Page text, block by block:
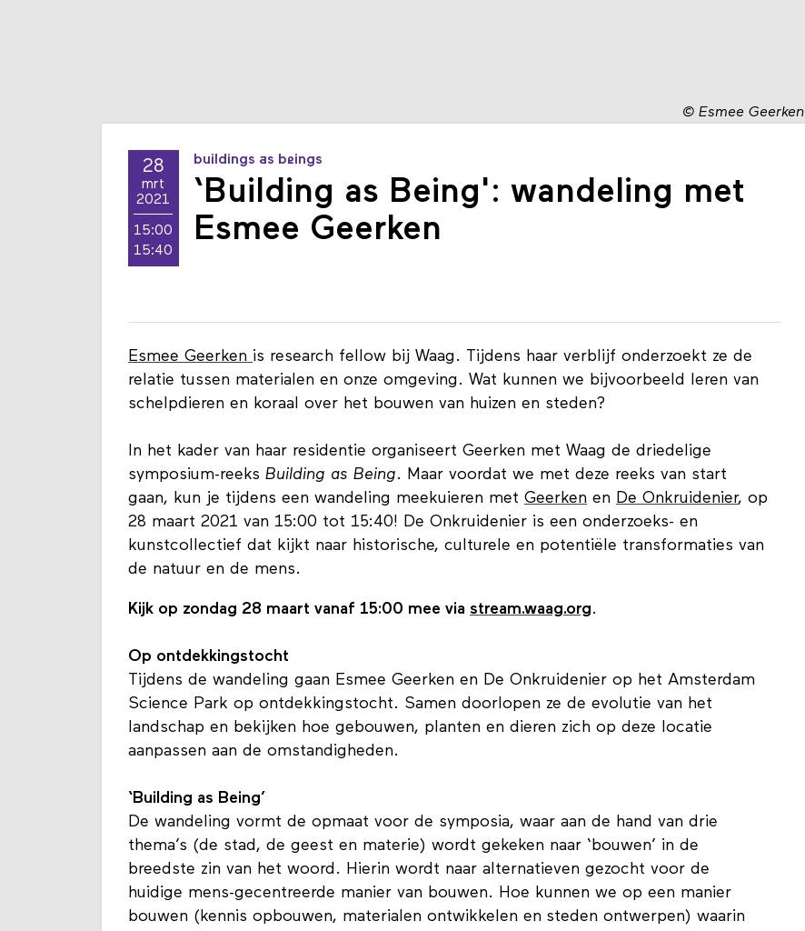
©Esmee Geerken
28
mrt
2021
15:00
15:40
buildings as beings
‘Building as Being': wandeling met
Esmee Geerken
Esmee Geerken is research fellow bij Waag. Tijdens haar verblijf onderzoekt ze de
relatie tussen materialen en onze omgeving. Wat kunnen we bijvoorbeeld leren van
schelpdieren en koraal over het bouwen van huizen en steden?
In het kader van haar residentie organiseert Geerken met Waag de driedelige
symposium-reeks Building as Being. Maar voordat we met deze reeks van start
gaan, kun je tijdens een wandeling meekuieren met Geerken en De Onkruidenier, op
28 maart 2021 van 15:00 tot 15:40! De Onkruidenier is een onderzoeks- en
kunstcollectief dat kijkt naar historische, culturele en potentiële transformaties van
de natuur en de mens.
Kijk op zondag 28 maart vanaf 15:00 mee via stream.waag.org.
Op ontdekkingstocht
Tijdens de wandeling gaan Esmee Geerken en De Onkruidenier op het Amsterdam
Science Park op ontdekkingstocht. Samen doorlopen ze de evolutie van het
landschap en bekijken hoe gebouwen, planten en dieren zich op deze locatie
aanpassen aan de omstandigheden.
‘Building as Being’
De wandeling vormt de opmaat voor de symposia, waar aan de hand van drie
thema’s (de stad, de geest en materie) wordt gekeken naar ‘bouwen’ in de
breedste zin van het woord. Hierin wordt naar alternatieven gezocht voor de
huidige mens-gecentreerde manier van bouwen. Hoe kunnen we op een manier
bouwen (kennis opbouwen, materialen ontwikkelen en steden ontwerpen) waarin